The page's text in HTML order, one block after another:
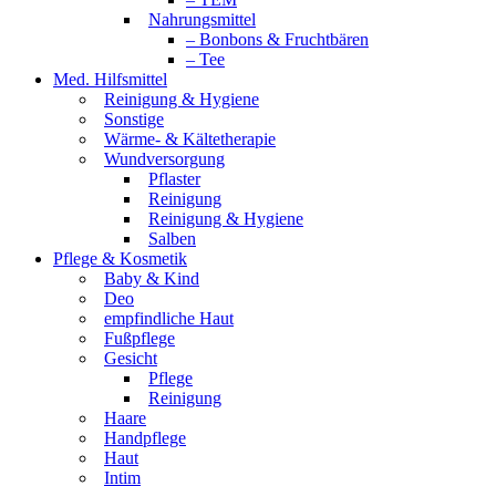
Nahrungsmittel
– Bonbons & Fruchtbären
– Tee
Med. Hilfsmittel
Reinigung & Hygiene
Sonstige
Wärme- & Kältetherapie
Wundversorgung
Pflaster
Reinigung
Reinigung & Hygiene
Salben
Pflege & Kosmetik
Baby & Kind
Deo
empfindliche Haut
Fußpflege
Gesicht
Pflege
Reinigung
Haare
Handpflege
Haut
Intim